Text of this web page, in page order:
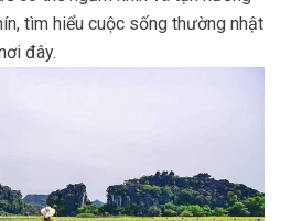
tìm hiểu cuộc sống thường nhật
đây.